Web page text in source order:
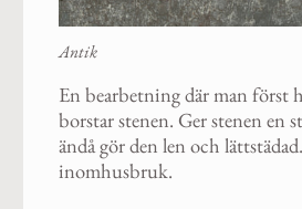
Antik
En bearbetning där man först
borstar stenen. Ger stenen en
ändå gör den len och
inomhusbruk.